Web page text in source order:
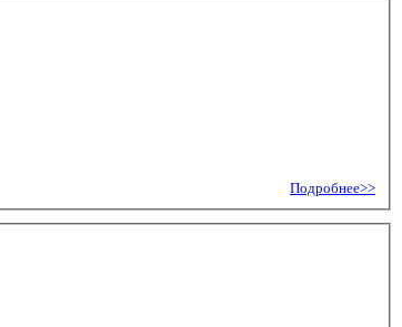
Подробнее>>